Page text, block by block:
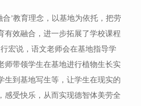
合’教育理念，以基地为依托，把劳
有效融合，进一步拓展了学校课程
宏说，语文老师会在基地指导学
师带领学生在基地进行植物生长实
生到基地写生等，让学生在现实的
感受快乐，从而实现德智体美劳全